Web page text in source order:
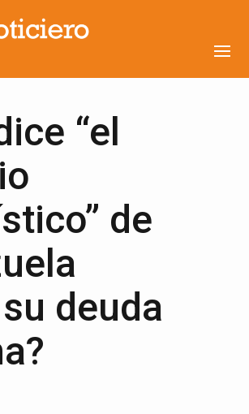
“el
de
deuda